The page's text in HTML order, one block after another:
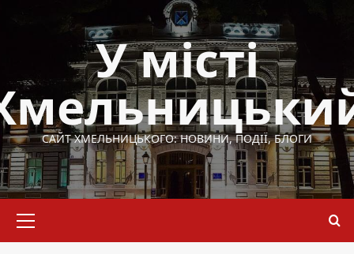
У місті
САЙТ ХМЕЛЬНИЦЬКОГО: НОВИНИ, ПОДІЇ, БЛОГИ
меню